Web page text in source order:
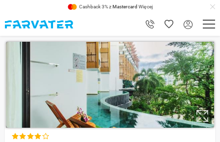
Cashback 3% zMastercard Więcej
7.2
